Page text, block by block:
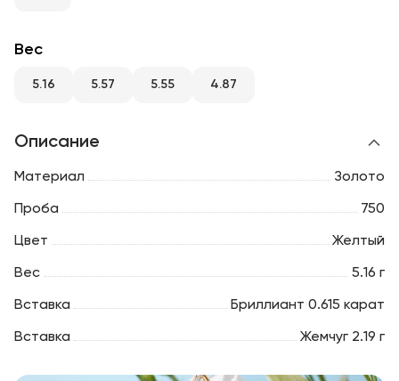
Вес
5.16 5.57 5.55 4.87
Описание
Материал Золото
Проба 750
Цвет Желтый
Вес 5.16 г
Вставка Бриллиант 0.615 карат
Вставка Жемчуг 2.19 г